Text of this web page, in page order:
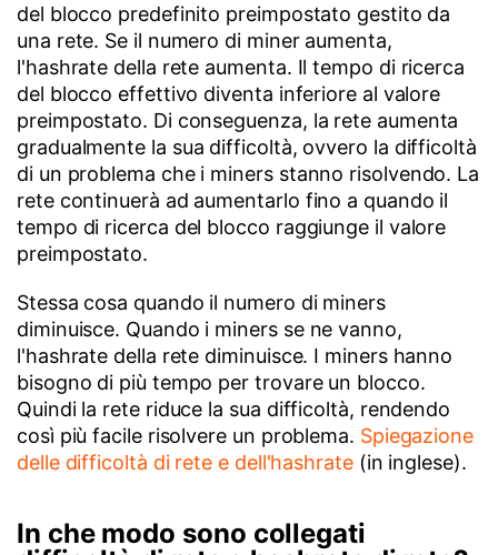
del blocco predefinito preimpostato gestito da
una rete. Se il numero di miner aumenta,
l'hashrate della rete aumenta. Il tempo di ricerca
del blocco effettivo diventa inferiore al valore
preimpostato. Di conseguenza, la rete aumenta
gradualmente la sua difficoltà, ovvero la difficoltà
di un problema che i miners stanno risolvendo. La
rete continuerà ad aumentarlo fino a quando il
tempo di ricerca del blocco raggiunge il valore
preimpostato.
Stessa cosa quando il numero di miners
diminuisce. Quando i miners se ne vanno,
l'hashrate della rete diminuisce. I miners hanno
bisogno di più tempo per trovare un blocco.
Quindi la rete riduce la sua difficoltà, rendendo
così più facile risolvere un problema. Spiegazione
delle difficoltà di rete e dell'hashrate(in inglese).
In che modo sono collegati